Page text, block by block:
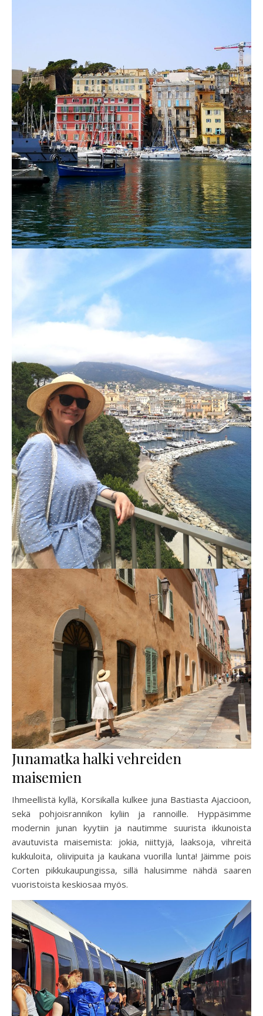
Junamatka halki vehreiden
maisemien
Ihmeellistä kyllä, Korsikalla kulkee juna Bastiasta Ajaccioon,
sekä pohjoisrannikon kyliin ja rannoille. Hyppäsimme
modernin junan kyytiin ja nautimme suurista ikkunoista
avautuvista maisemista: jokia, niittyjä, laaksoja, vihreitä
kukkuloita, oliivipuita ja kaukana vuorilla lunta! Jäimme pois
Corten pikkukaupungissa, sillä halusimme nähdä saaren
vuoristoista keskiosaa myös.